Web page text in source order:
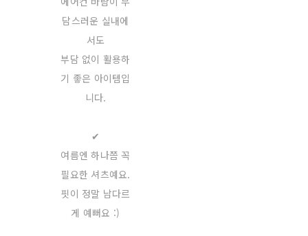
담스러운 실내에
서도
부담 없이 활용하
기 좋은 아이템입
니다.
✔
여름엔 하나쯤 꼭
필요한 셔츠예요.
핏이 정말 남다르
게 예뻐요 :)